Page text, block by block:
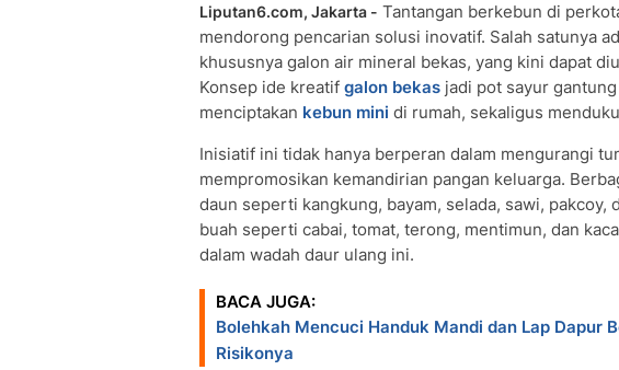
Liputan6.com, Jakarta - Tantangan berkebun di
mendorong pencarian solusi inovatif. Salah satunya
khususnya galon air mineral bekas, yang kini dapat
Konsep ide kreatif galon bekas jadi pot sayur
menciptakan kebun mini di rumah, sekaligus
Inisiatif ini tidak hanya berperan dalam mengurangi
mempromosikan kemandirian pangan keluarga.
daun seperti kangkung, bayam, selada, sawi, pakcoy,
buah seperti cabai, tomat, terong, mentimun, dan
dalam wadah daur ulang ini.
BACA JUGA:
Bolehkah Mencuci Handuk Mandi dan Lap Dapur
Risikonya